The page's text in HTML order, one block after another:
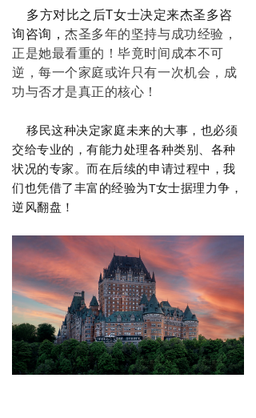
多方对比之后T女士决定来杰圣多咨
询咨询，杰圣多年的坚持与成功经验，
正是她最看重的！毕竟时间成本不可
逆，每一个家庭或许只有一次机会，成
功与否才是真正的核心！
移民这种决定家庭未来的大事， 也必须
交给专业的，有能力处理各种类别、各种
状况的专家。而在后续的申请过程中，我
们也凭借了丰富的经验为T女士据理力争，
逆风翻盘！